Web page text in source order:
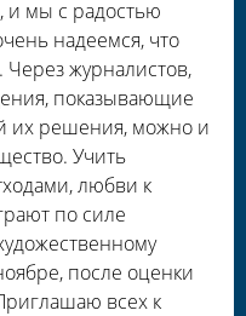
и мы с радостью
надеемся, что
Через журналистов,
показывающие
их решения, можно и
Учить
любви к
по силе
после оценки
всех к